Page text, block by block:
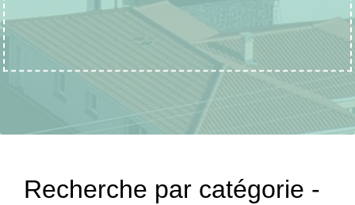
Recherche par catégorie -